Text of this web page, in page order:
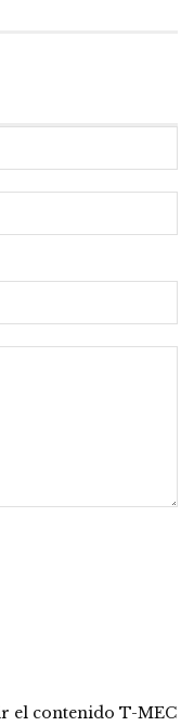
el contenido T-MEC